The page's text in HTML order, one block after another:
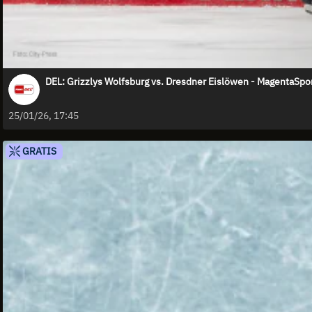
DEL: Grizzlys Wolfsburg vs. Dresdner Eislöwen -
25/01/26, 17:45
GRATIS